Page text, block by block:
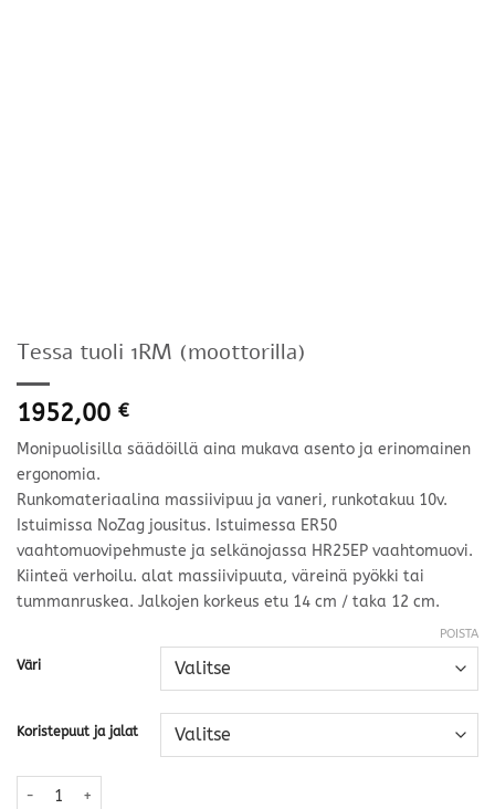
Tessa tuoli 1RM (moottorilla)
1952,00 €
Monipuolisilla säädöillä aina mukava asento ja erinomainen
ergonomia.
Runkomateriaalina massiivipuu ja vaneri, runkotakuu 10v.
Istuimissa NoZag jousitus. Istuimessa ER50
vaahtomuovipehmuste ja selkänojassa HR25EP vaahtomuovi.
Kiinteä verhoilu. alat massiivipuuta, väreinä pyökki tai
tummanruskea. Jalkojen korkeus etu 14 cm / taka 12 cm.
Väri
Koristepuut ja jalat
POISTA
Tessa tuoli 1RM (moottorilla) määrä